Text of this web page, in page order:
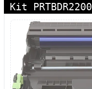
Kit PRTBDR2200